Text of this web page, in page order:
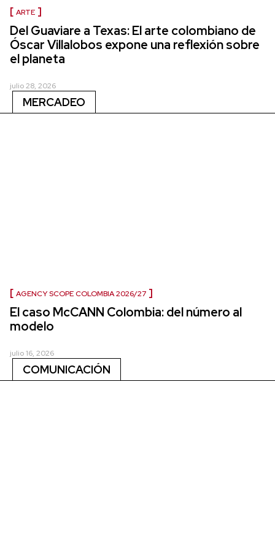
ARTE
Del Guaviare a Texas: El arte colombiano de
Óscar Villalobos expone una reflexión sobre
el planeta
julio 28, 2026
MERCADEO
AGENCY SCOPE COLOMBIA 2026/27
El caso McCANN Colombia: del número al
modelo
julio 16, 2026
COMUNICACIÓN